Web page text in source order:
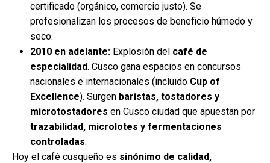
certificado (orgánico, comercio justo). Se
profesionalizan los procesos de beneficio húmedo y
seco.
2010 en adelante: Explosión del café de
especialidad. Cusco gana espacios en concursos
nacionales e internacionales (incluido Cup of
Excellence). Surgen baristas, tostadores y
microtostadores en Cusco ciudad que apuestan por
trazabilidad, microlotes y fermentaciones
controladas.
Hoy el café cusqueño es sinónimo de calidad,